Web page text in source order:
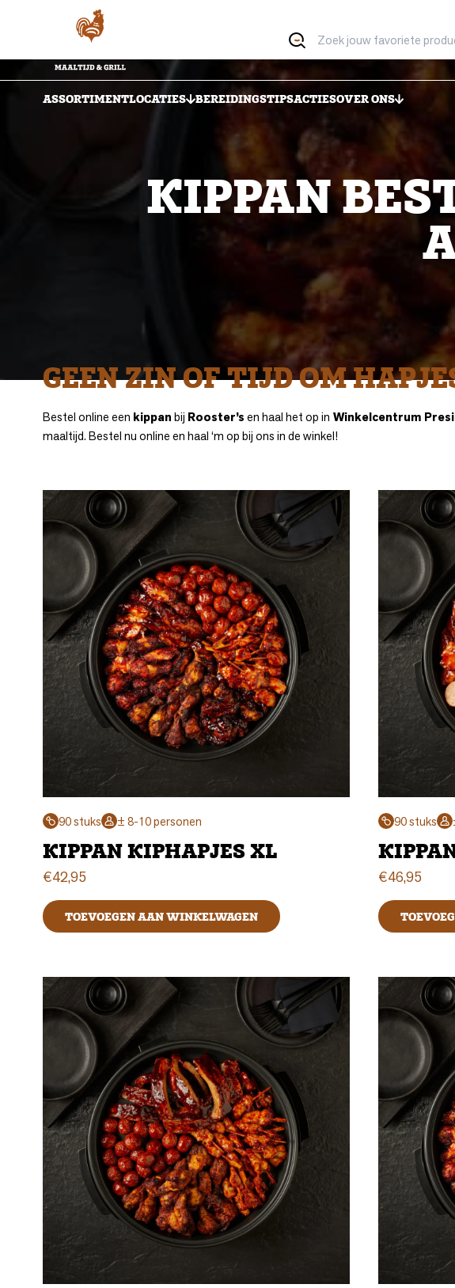
ASSORTIMENTLOCATIES BEREIDINGSTIPSACTIESOVER ONS
KIPPAN
GEEN ZIN OF TIJD OM
Bestel online een kippan bij Rooster’s en haal het op in Winkelcentrum
maaltijd. Bestel nu online en haal ‘m op bij ons in de winkel!
90 stuks ± 8-10 personen
KIPPAN KIPHAPJES XL
€42,95
TOEVOEGEN AAN WINKELWAGEN
90 stuks
€46,95